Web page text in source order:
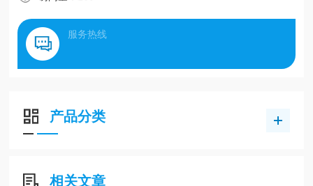
服务热线
产品分类
相关文章